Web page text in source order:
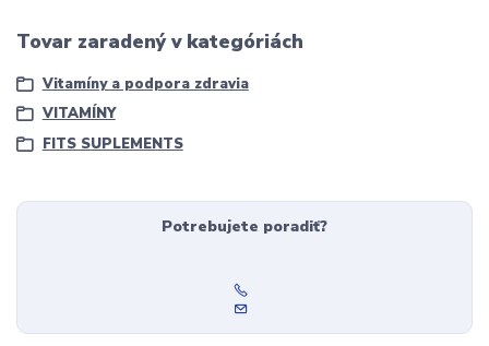
Tovar zaradený v kategóriách
Vitamíny a podpora zdravia
VITAMÍNY
FITS SUPLEMENTS
Potrebujete poradiť?